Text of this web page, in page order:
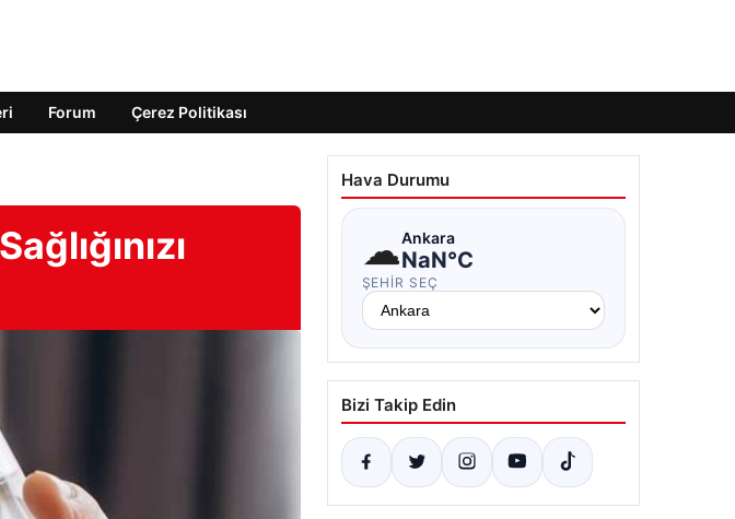
Forum Çerez Politikası
Hava Durumu
☁Ankara
NaN°C
ŞEHIR SEÇ
Bizi Takip Edin